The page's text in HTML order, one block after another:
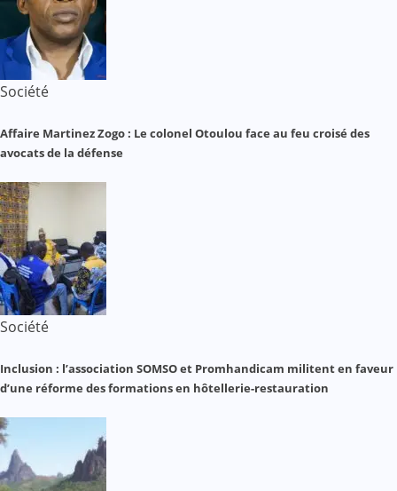
Société
Affaire Martinez Zogo : Le colonel Otoulou face au feu croisé des
avocats de la défense
Société
Inclusion : l’association SOMSO et Promhandicam militent en faveur
d’une réforme des formations en hôtellerie-restauration